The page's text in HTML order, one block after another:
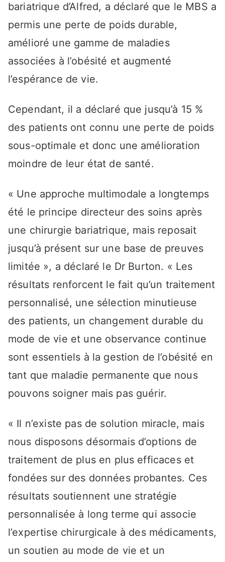
bariatrique d’Alfred, a déclaré que le MBS a
permis une perte de poids durable,
amélioré une gamme de maladies
associées à l’obésité et augmenté
l’espérance de vie.
Cependant, il a déclaré que jusqu’à 15 %
des patients ont connu une perte de poids
sous-optimale et donc une amélioration
moindre de leur état de santé.
« Une approche multimodale a longtemps
été le principe directeur des soins après
une chirurgie bariatrique, mais reposait
jusqu’à présent sur une base de preuves
limitée », a déclaré le Dr Burton. « Les
résultats renforcent le fait qu’un traitement
personnalisé, une sélection minutieuse
des patients, un changement durable du
mode de vie et une observance continue
sont essentiels à la gestion de l’obésité en
tant que maladie permanente que nous
pouvons soigner mais pas guérir.
« Il n’existe pas de solution miracle, mais
nous disposons désormais d’options de
traitement de plus en plus efficaces et
fondées sur des données probantes. Ces
résultats soutiennent une stratégie
personnalisée à long terme qui associe
l’expertise chirurgicale à des médicaments,
un soutien au mode de vie et un